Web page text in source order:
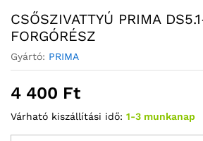
CSŐSZIVATTYÚ PRIMA
FORGÓRÉSZ
Gyártó: PRIMA
4 400 Ft
Várható kiszállítási idő: 1-3 munkanap